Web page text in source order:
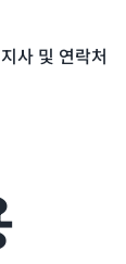
지사 및 연락처